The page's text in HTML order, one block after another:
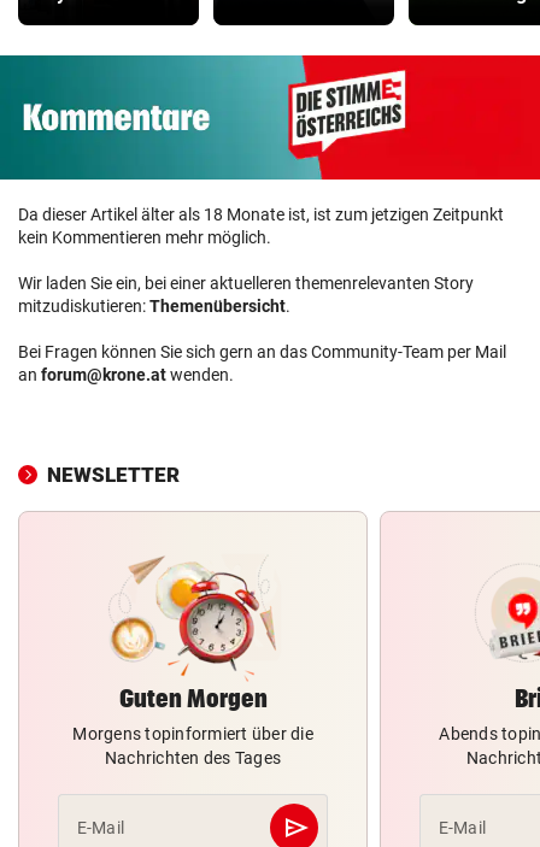
Da dieser Artikel älter als 18 Monate ist, ist zum jetzigen Zeitpunkt
kein Kommentieren mehr möglich.
Wir laden Sie ein, bei einer aktuelleren themenrelevanten Story
mitzudiskutieren:Themenübersicht.
Bei Fragen können Sie sich gern an das Community-Team per Mail
an forum@krone.atwenden.
NEWSLETTER
Guten Morgen
Morgens topinformiert über die
Nachrichten des Tages
E-Mail send
Abschicken
Abends
E-Mail